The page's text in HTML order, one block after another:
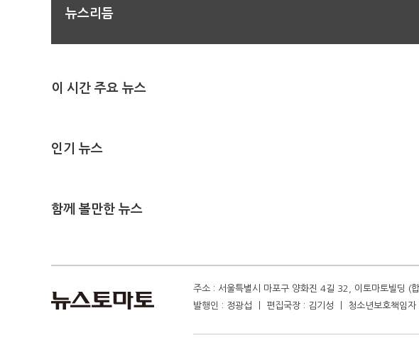
뉴스리듬
이 시간 주요 뉴스
인기 뉴스
함께 볼만한 뉴스
주소 : 서울특별시 마포구 양화진 4길 32, 이토마토빌딩
발행인 : 정광섭 ㅣ 편집국장 : 김기성 ㅣ 청소년보호책